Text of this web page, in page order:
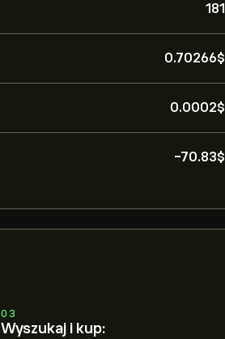
181
0.70266‎$‎
0.0002‎$‎
-70.83‎$‎
03
Wyszukaj i kup: